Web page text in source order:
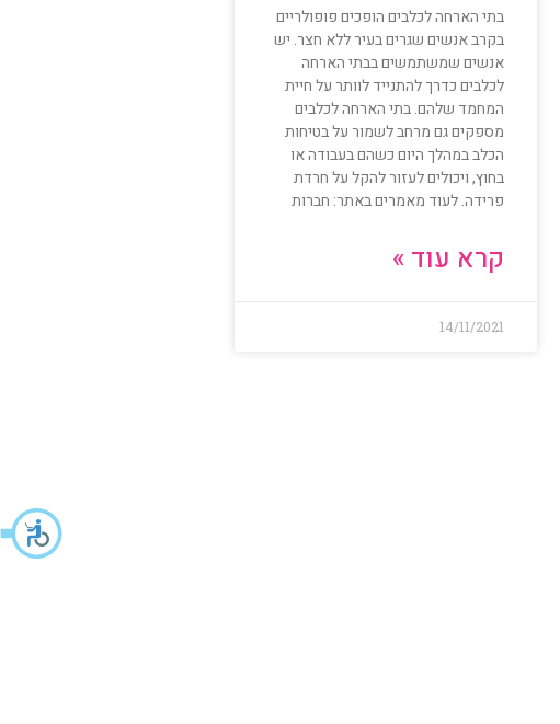
בתי הארחה לכלבים הופכים פופולריים
בקרב אנשים שגרים בעיר ללא חצר. יש
אנשים שמשתמשים בבתי הארחה
לכלבים כדרך להתנייד לוותר על חיית
המחמד שלהם. בתי הארחה לכלבים
מספקים גם מרחב לשמור על בטיחות
הכלב במהלך היום כשהם בעבודה או
בחוץ, ויכולים לעזור להקל על חרדת
פרידה. לעוד מאמרים באתר: חברות
קרא עוד »
14/11/2021